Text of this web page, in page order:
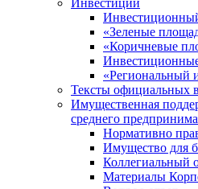
Инвестиции
«Зеленые
«Коричневые
«Региональный
Тексты официальных
Имущественная
среднего
Нормативно
Имущество для
Коллегиальный
Материалы